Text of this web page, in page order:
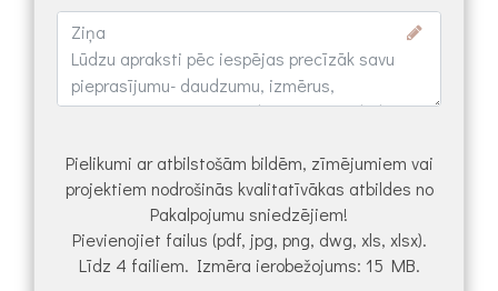
Pielikumi ar atbilstošām bildēm, zīmējumiem vai
projektiem nodrošinās kvalitatīvākas atbildes no
Pakalpojumu sniedzējiem!
Pievienojiet failus (pdf, jpg, png, dwg, xls, xlsx).
Līdz 4 failiem. Izmēra ierobežojums: 15 MB.